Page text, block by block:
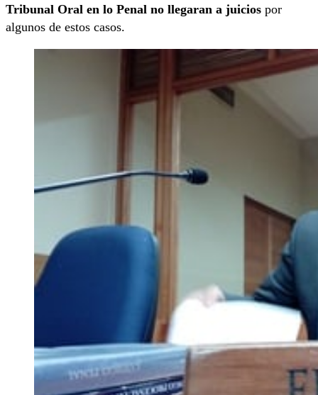
Tribunal Oral en lo Penal no llegaran a juicios por
algunos de estos casos.